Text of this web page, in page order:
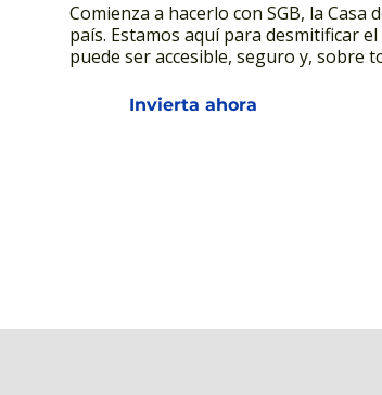
Comienza a hacerlo con SGB, la Casa
país. Estamos aquí para desmitificar
puede ser accesible, seguro y, sobre
Invierta ahora